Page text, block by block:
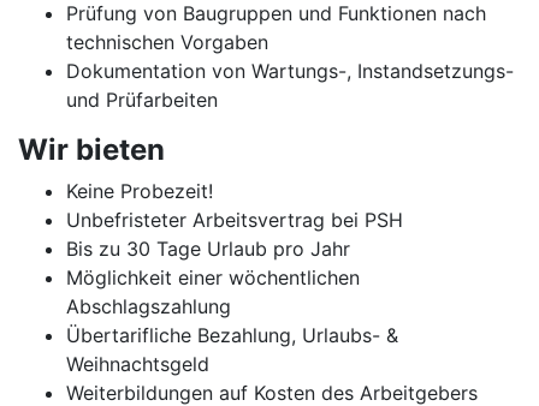
Prüfung von Baugruppen und Funktionen nach
technischen Vorgaben
Dokumentation von Wartungs-, Instandsetzungs-
und Prüfarbeiten
Wir bieten
Keine Probezeit!
Unbefristeter Arbeitsvertrag bei PSH
Bis zu 30 Tage Urlaub pro Jahr
Möglichkeit einer wöchentlichen
Abschlagszahlung
Übertarifliche Bezahlung, Urlaubs- &
Weihnachtsgeld
Weiterbildungen auf Kosten des Arbeitgebers